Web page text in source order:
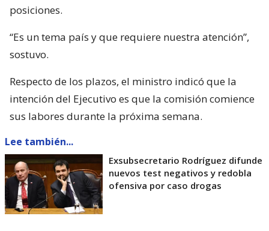
posiciones.
“Es un tema país y que requiere nuestra atención”,
sostuvo.
Respecto de los plazos, el ministro indicó que la
intención del Ejecutivo es que la comisión comience
sus labores durante la próxima semana.
Lee también...
Exsubsecretario Rodríguez difunde
nuevos test negativos y redobla
ofensiva por caso drogas